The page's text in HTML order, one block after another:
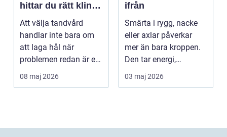
hittar du rätt klinik
för långsiktig
munhälsa
Att välja tandvård
handlar inte bara om
att laga hål när
problemen redan är ett
faktum. Det handlar ...
08 maj 2026
ifrån
Smärta i rygg, nacke
eller axlar påverkar
mer än bara kroppen.
Den tar energi,
koncentration och
03 maj 2026